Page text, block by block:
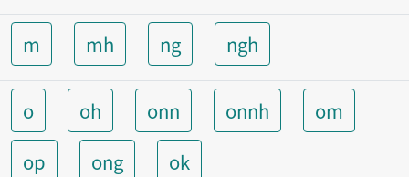
m mh ng ngh
o oh onn onnh
om
op
ong ok